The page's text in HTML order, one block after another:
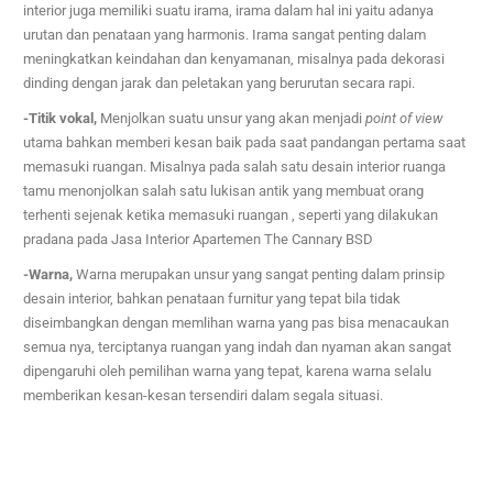
interior juga memiliki suatu irama, irama dalam hal ini yaitu adanya
urutan dan penataan yang harmonis. Irama sangat penting dalam
meningkatkan keindahan dan kenyamanan, misalnya pada dekorasi
dinding dengan jarak dan peletakan yang berurutan secara rapi.
-Titik vokal, Menjolkan suatu unsur yang akan menjadipoint of view
utama bahkan memberi kesan baik pada saat pandangan pertama saat
memasuki ruangan. Misalnya pada salah satu desain interior ruanga
tamu menonjolkan salah satu lukisan antik yang membuat orang
terhenti sejenak ketika memasuki ruangan , seperti yang dilakukan
pradana padaJasa Interior Apartemen The Cannary BSD
-Warna,Warna merupakan unsur yang sangat penting dalam prinsip
desain interior, bahkan penataan furnitur yang tepat bila tidak
diseimbangkan dengan memlihan warna yang pas bisa menacaukan
semua nya,terciptanya ruangan yang indah dan nyaman akan sangat
dipengaruhi oleh pemilihan warna yang tepat, karena warna selalu
memberikan kesan-kesan tersendiri dalam segala situasi.